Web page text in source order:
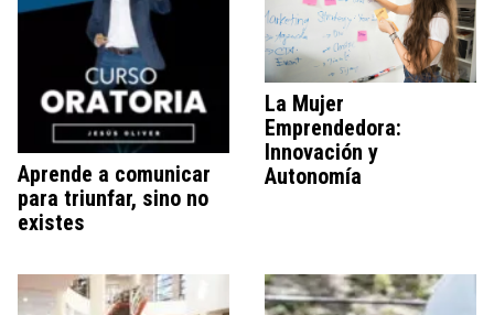
Aprende a comunicar
para triunfar, sino no
existes
La Mujer
Emprendedora:
Innovación y
Autonomía